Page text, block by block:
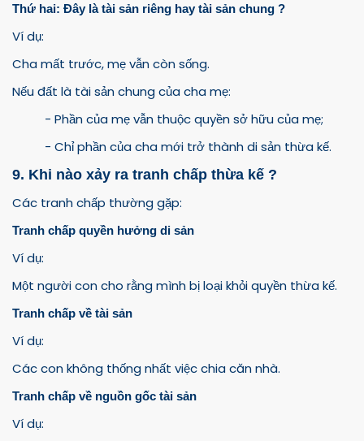
Thứ hai: Đây là tài sản riêng hay tài sản chung ?
Ví dụ:
Cha mất trước, mẹ vẫn còn sống.
Nếu đất là tài sản chung của cha mẹ:
- Phần của mẹ vẫn thuộc quyền sở hữu của mẹ;
- Chỉ phần của cha mới trở thành di sản thừa kế.
9. Khi nào xảy ra tranh chấp thừa kế ?
Các tranh chấp thường gặp:
Tranh chấp quyền hưởng di sản
Ví dụ:
Một người con cho rằng mình bị loại khỏi quyền thừa kế.
Tranh chấp về tài sản
Ví dụ:
Các con không thống nhất việc chia căn nhà.
Tranh chấp về nguồn gốc tài sản
Ví dụ: